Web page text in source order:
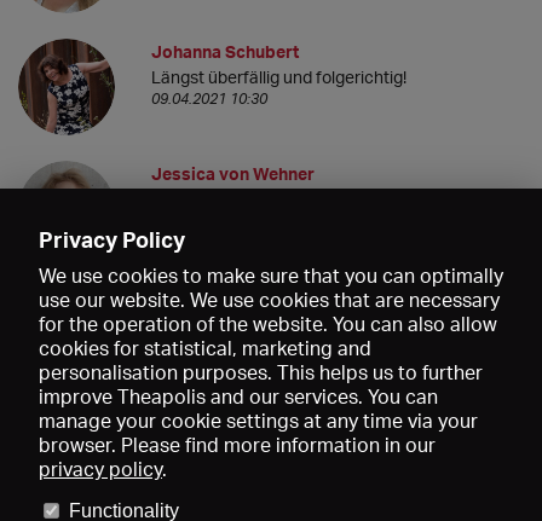
Johanna Schubert
Längst überfällig und folgerichtig!
09.04.2021 10:30
Jessica von Wehner
08.04.2021 17:22
About us
Imprint
Privacy Policy
We use cookies to make sure that you can optimally
use our website. We use cookies that are necessary
for the operation of the website. You can also allow
cookies for statistical, marketing and
personalisation purposes. This helps us to further
improve Theapolis and our services. You can
manage your cookie settings at any time via your
browser. Please find more information in our
privacy policy.
Functionality